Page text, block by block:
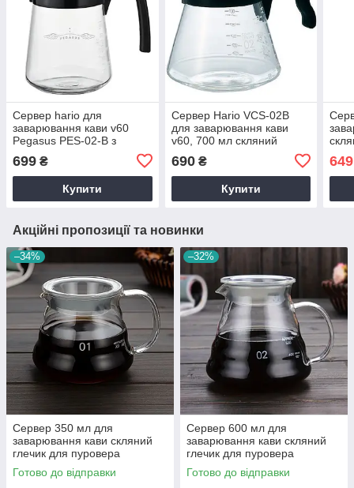
Сервер hario для
заварювання кави v60
Pegasus PES-02-B з
ручкою заварник кавовий
699 ₴
Купити
Сервер Hario VCS-02B
для заварювання кави
v60, 700 мл скляний
для кавоварки c кришкою
690₴
Купити
649
Акційні пропозиції та новинки
–34%
Сервер 350 мл для
заварювання кави скляний
глечик для пуровера
заварник з ручкою для
кавоварки
Готово до відправки
–32%
Сервер 600 мл для
заварювання кави скляний
глечик для пуровера
заварник з ручкою для
кавоварки
Готово до відправки